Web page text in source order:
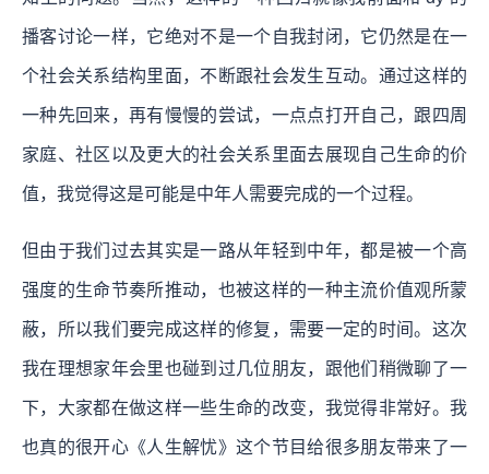
播客讨论一样，它绝对不是一个自我封闭，它仍然是在一
个社会关系结构里面，不断跟社会发生互动。通过这样的
一种先回来，再有慢慢的尝试，一点点打开自己，跟四周
家庭、社区以及更大的社会关系里面去展现自己生命的价
值，我觉得这是可能是中年人需要完成的一个过程。
但由于我们过去其实是一路从年轻到中年，都是被一个高
强度的生命节奏所推动，也被这样的一种主流价值观所蒙
蔽，所以我们要完成这样的修复，需要一定的时间。这次
我在理想家年会里也碰到过几位朋友，跟他们稍微聊了一
下，大家都在做这样一些生命的改变，我觉得非常好。我
也真的很开心《人生解忧》这个节目给很多朋友带来了一